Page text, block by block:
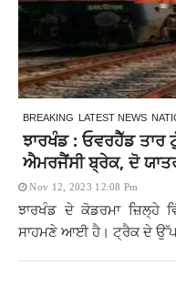
BREAKING LATEST NEWS
ਝਾਰਖੰਡ : ਓਵਰਹੈੱਡ
ਐਮਰਜੈਂਸੀ ਬ੍ਰੇਕ, ਦੋ
Nov 12, 2023 12:08 Pm
ਝਾਰਖੰਡ ਦੇ ਕੋਡਰਮਾ ਜ਼ਿਲ੍ਹੇ
ਸਾਹਮਣੇ ਆਈ ਹੈ। ਟ੍ਰੈਕ ਦੇ